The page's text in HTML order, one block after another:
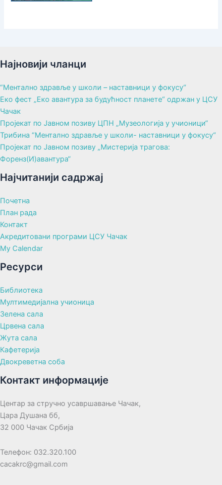
Најновији чланци
“Ментално здравље у школи – наставници у фокусу“
Еко фест „Еко авантура за будућност планете“ одржан у ЦСУ
Чачак
Пројекат по Јавном позиву ЦПН „Музеологија у учионици“
Трибина “Ментално здравље у школи- наставници у фокусу“
Пројекат по Јавном позиву „Мистерија трагова:
Форенз(И)авантура“
Најчитанији садржај
Почетна
План рада
Контакт
Акредитовани програми ЦСУ Чачак
My Calendar
Ресурси
Библиотека
Мултимедијална учионица
Зелена сала
Црвена сала
Жута сала
Кафетерија
Двокреветна соба
Контакт информације
Центар за стручно усавршавање Чачак,
Цара Душана бб,
32 000 Чачак Србија
Телефон: 032.320.100
cacakrc@gmail.com